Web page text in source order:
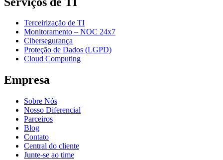
Terceirização de TI
Monitoramento – NOC 24x7
Cibersegurança
Proteção de Dados (LGPD)
Cloud Computing
Empresa
Sobre Nós
Nosso Diferencial
Parceiros
Blog
Contato
Central do cliente
Junte-se ao time